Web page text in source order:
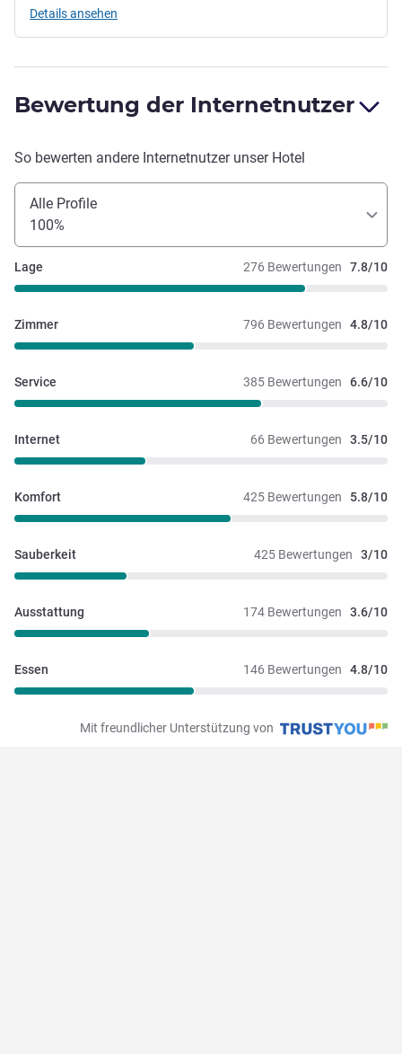
Details ansehen
Bewertung der Internetnutzer
So bewerten andere Internetnutzer unser Hotel
Alle Profile
100%
276 Bewertungen 7.8/10
Lage
796 Bewertungen 4.8/10
Zimmer
385 Bewertungen 6.6/10
Service
66 Bewertungen 3.5/10
Internet
425 Bewertungen 5.8/10
Komfort
425 Bewertungen 3/10
Sauberkeit
174 Bewertungen 3.6/10
Ausstattung
146 Bewertungen 4.8/10
Essen
Mit freundlicher Unterstützung von